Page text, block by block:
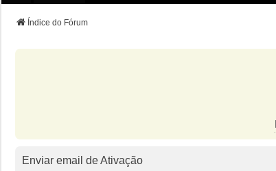
Índice do Fórum
Enviar email de Ativação